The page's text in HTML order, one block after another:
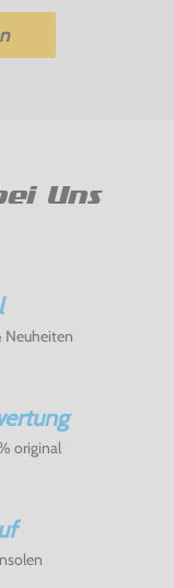
Uns
Neuheiten
original